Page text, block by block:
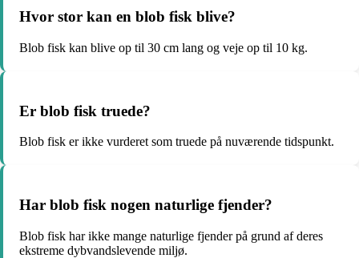
Hvor stor kan en blob fisk blive?
Blob fisk kan blive op til 30 cm lang og veje op til 10 kg.
Er blob fisk truede?
Blob fisk er ikke vurderet som truede på nuværende tidspunkt.
Har blob fisk nogen naturlige fjender?
Blob fisk har ikke mange naturlige fjender på grund af deres
ekstreme dybvandslevende miljø.